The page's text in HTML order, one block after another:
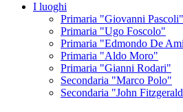
I luoghi
Primaria "Giovanni Pascoli"
Primaria "Ugo Foscolo"
Primaria "Edmondo De
Primaria "Aldo Moro"
Primaria "Gianni Rodari"
Secondaria "Marco Polo"
Secondaria "John